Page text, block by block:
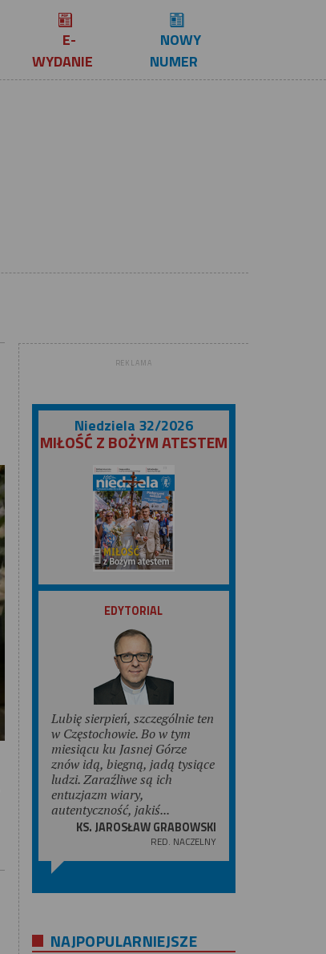
E-
WYDANIE
NOWY
NUMER
REKLAMA
Niedziela 32/2026
MIŁOŚĆ Z BOŻYM ATESTEM
ZOBACZ
EDYTORIAL
Lubię sierpień, szczególnie ten
w Częstochowie. Bo w tym
miesiącu ku Jasnej Górze
znów idą, biegną, jadą tysiące
ludzi. Zaraźliwe są ich
entuzjazm wiary,
autentyczność, jakiś...
KS. JAROSŁAW GRABOWSKI
RED. NACZELNY
NAJPOPULARNIEJSZE